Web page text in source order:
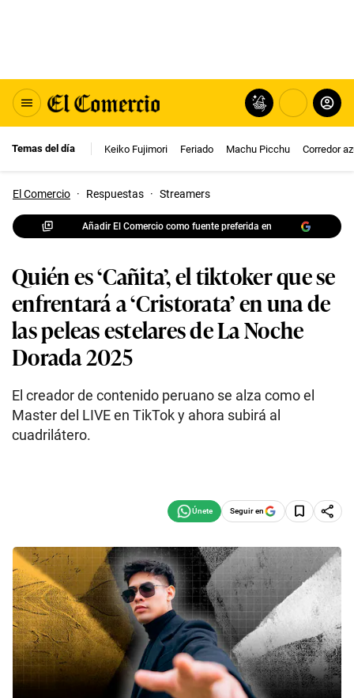
Temas del día Keiko Fujimori Feriado Machu Picchu Corredor
El Comercio · Respuestas · Streamers
Añadir El Comercio como fuente preferida en
Quién es ‘Cañita’, el tiktoker que se
enfrentará a ‘Cristorata’ en una de
las peleas estelares de La Noche
Dorada 2025
El creador de contenido peruano se alza como el
Master del LIVE en TikTok y ahora subirá al
cuadrilátero.
Seguir en